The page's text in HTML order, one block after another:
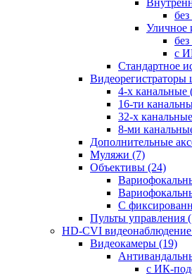
Уличное
с
Стандартное
Видеорегистраторы
4-х канальные
16-ти
32-х канальные
8-ми
Дополнительные
Муляжи (7)
Объективы (24)
С
Пульты управления
HD-CVI видеонаблюдение
Видеокамеры (19)
с ИК-